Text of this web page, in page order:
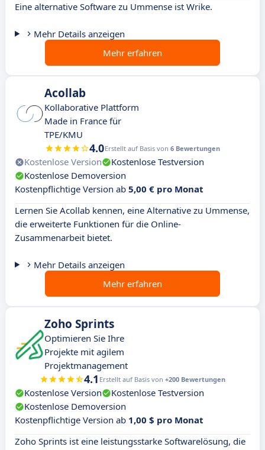
Eine alternative Software zu Ummense ist Wrike.
Mehr Details anzeigen
Mehr erfahren
Acollab
Kollaborative Plattform
Made in France für
TPE/KMU
4.0Erstellt auf Basis von 6 Bewertungen
Kostenlose Version
Kostenlose Testversion
Kostenlose Demoversion
Kostenpflichtige Version ab 5,00 € pro Monat
Lernen Sie Acollab kennen, eine Alternative zu Ummense,
die erweiterte Funktionen für die Online-
Zusammenarbeit bietet.
Mehr Details anzeigen
Mehr erfahren
Zoho Sprints
Optimieren Sie Ihre
Projekte mit agilem
Projektmanagement
4.1 Erstellt auf Basis von +200 Bewertungen
Kostenlose Version
Kostenlose Testversion
Kostenlose Demoversion
Kostenpflichtige Version ab 1,00 $ pro Monat
Zoho Sprints ist eine leistungsstarke Softwarelösung, die